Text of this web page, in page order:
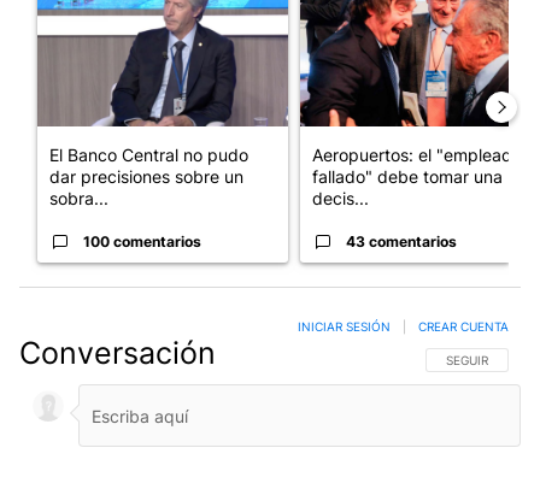
El Banco Central no pudo
dar precisiones sobre un
sobra...
100 comentarios
Aeropuertos: el "empleado
fallado" debe tomar una
decis...
43 comentarios
Conversación SIGA ESTA
SEGUIR
INICIAR SESIÓN CREAR CUENTA